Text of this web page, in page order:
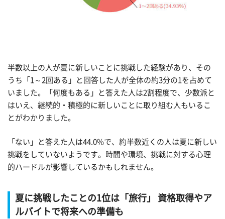
半数以上の人が夏に新しいことに挑戦した経験があり、その
うち「1～2回ある」と回答した人が全体の約3分の1を占めて
いました。「何度もある」と答えた人は2割程度で、少数派と
はいえ、継続的・積極的に新しいことに取り組む人もいるこ
とがわかりました。
「ない」と答えた人は44.0%で、約半数近くの人は夏に新しい
挑戦をしていないようです。時間や環境、挑戦に対する心理
的ハードルが影響しているかもしれません。
夏に挑戦したことの1位は「旅行」 資格取得やア
ルバイトで将来への準備も